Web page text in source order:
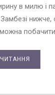
в милю і
Замбезі